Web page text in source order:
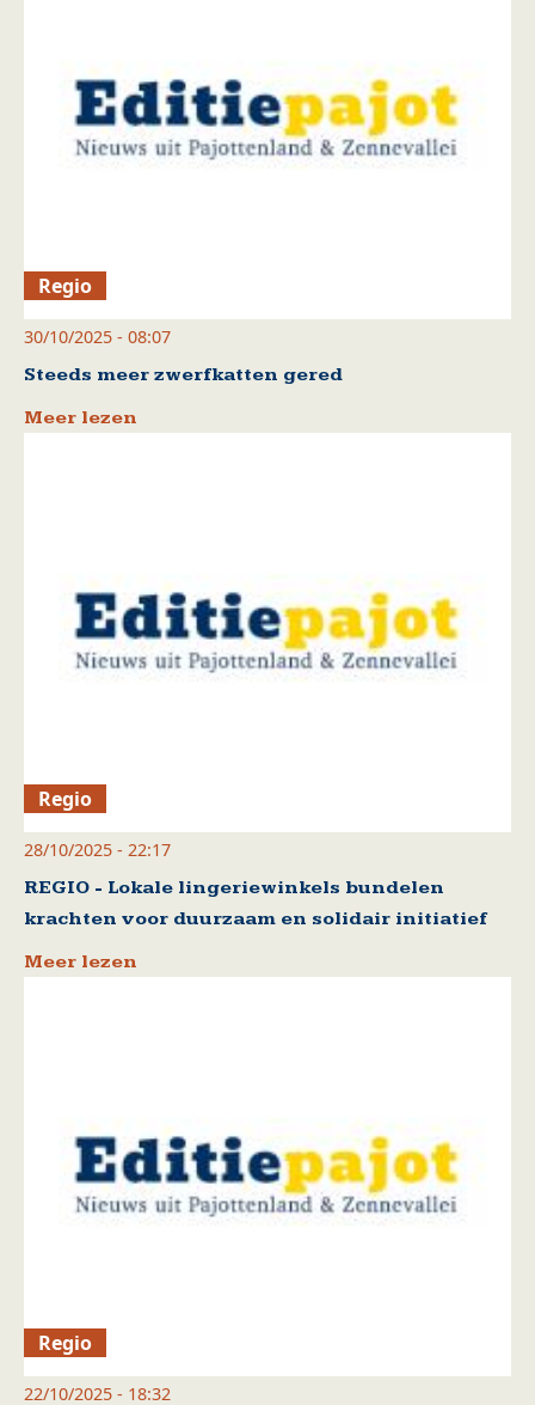
Regio
30/10/2025 - 08:07
Steeds meer zwerfkatten gered
Meer lezen
Regio
28/10/2025 - 22:17
REGIO - Lokale lingeriewinkels bundelen
krachten voor duurzaam en solidair initiatief
Meer lezen
Regio
22/10/2025 - 18:32